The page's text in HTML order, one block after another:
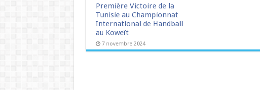
Première Victoire de la
Tunisie au Championnat
International de Handball
au Koweït
7 novembre 2024